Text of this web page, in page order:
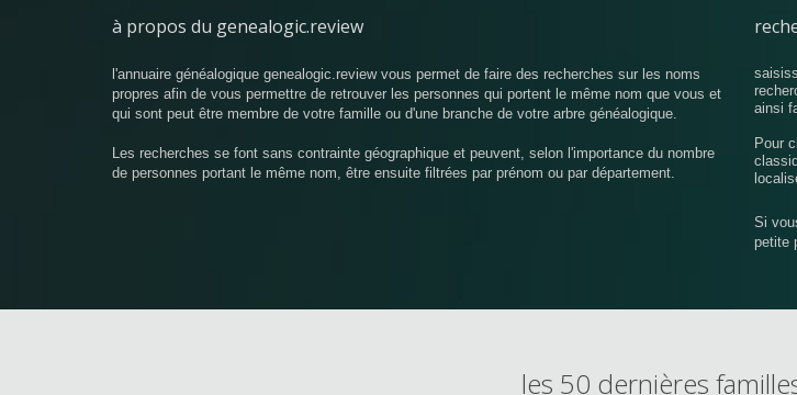
à propos du genealogic.review
l'annuaire généalogique genealogic.review vous permet de faire des recherches sur les noms
propres afin de vous permettre de retrouver les personnes qui portent le même nom que vous et
qui sont peut être membre de votre famille ou d'une branche de votre arbre généalogique.
Les recherches se font sans contrainte géographique et peuvent, selon l'importance du nombre
de personnes portant le même nom, être ensuite filtrées par prénom ou par département.
ainsi
Pour
Si
petite
les 50 dernières